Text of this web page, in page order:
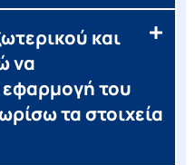
και
να
του
τα στοιχεία